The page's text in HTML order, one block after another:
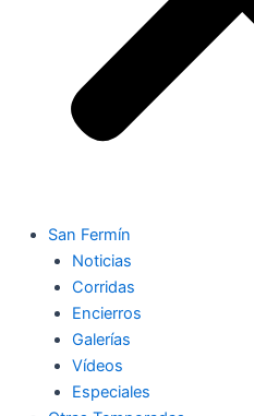
San Fermín
Noticias
Corridas
Encierros
Galerías
Vídeos
Especiales